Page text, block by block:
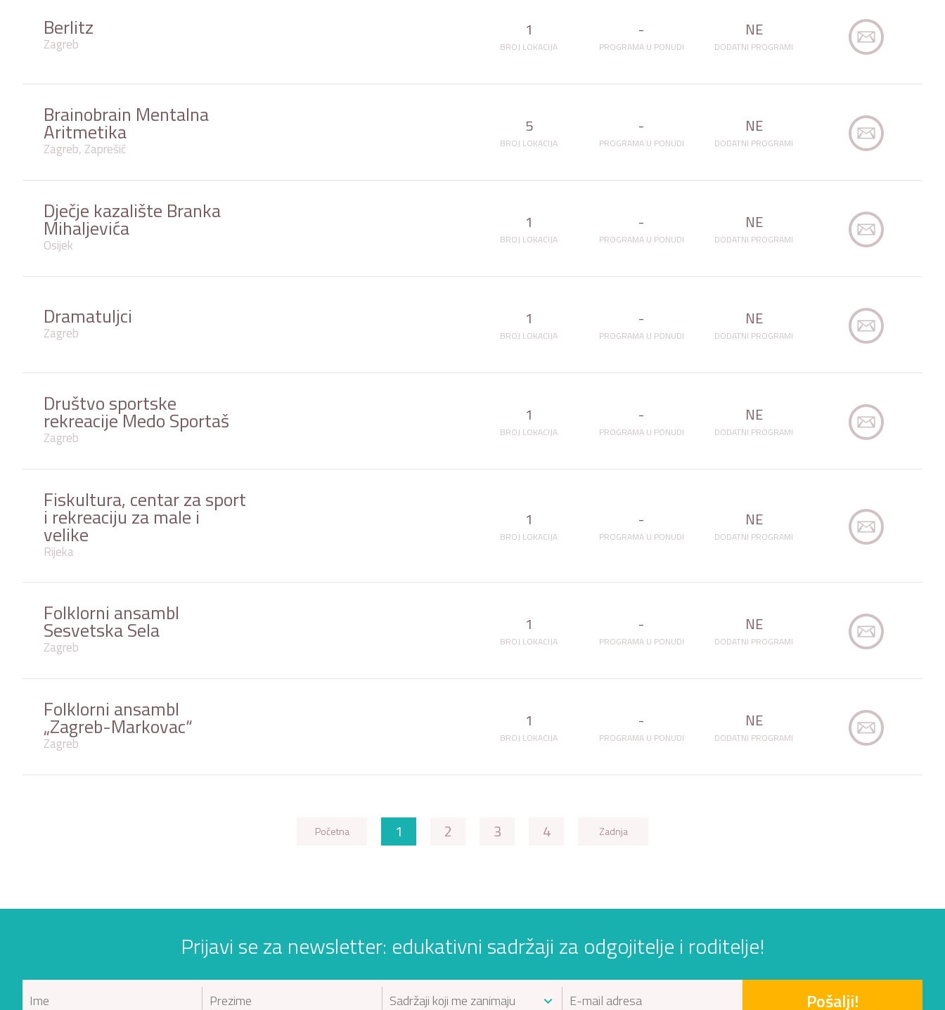
Berlitz
Zagreb
1
BROJ LOKACIJA
-
PROGRAMA U PONUDI
NE
DODATNI PROGRAMI
Brainobrain Mentalna
Aritmetika
Zagreb, Zaprešić
5
BROJ LOKACIJA
-
PROGRAMA U PONUDI
NE
DODATNI PROGRAMI
Dječje kazalište Branka
Mihaljevića
Osijek
1
BROJ LOKACIJA
-
PROGRAMA U PONUDI
NE
DODATNI PROGRAMI
Dramatuljci
Zagreb
1
BROJ LOKACIJA
-
PROGRAMA U PONUDI
NE
DODATNI PROGRAMI
Društvo sportske
rekreacije Medo Sportaš
Zagreb
1
BROJ LOKACIJA
-
PROGRAMA U PONUDI
NE
DODATNI PROGRAMI
Fiskultura, centar za sport
i rekreaciju za male i
velike
Rijeka
1
BROJ LOKACIJA
-
PROGRAMA U PONUDI
NE
DODATNI PROGRAMI
Folklorni ansambl
Sesvetska Sela
Zagreb
1
BROJ LOKACIJA
-
PROGRAMA U PONUDI
NE
DODATNI PROGRAMI
Folklorni ansambl
„Zagreb-Markovac“
Zagreb
1
BROJ LOKACIJA
-
PROGRAMA U PONUDI
NE
DODATNI PROGRAMI
Početna 1 2 3 4 Zadnja
Prijavi se za newsletter: edukativni sadržaji za odgojitelje i roditelje!
Pošalji!